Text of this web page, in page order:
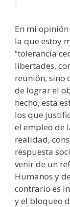
En mi
la que estoy
“tolerancia
libertades,
reunión, sino
de lograr el
hecho, esta
los que
el empleo de
realidad,
respuesta
venir de un
Humanos y
contrario es
y el bloqueo